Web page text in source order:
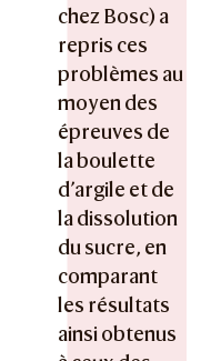
chez Bosc) a
repris ces
problèmes au
moyen des
épreuves de
la boulette
d’argile et de
la dissolution
du sucre, en
comparant
les résultats
ainsi obtenus